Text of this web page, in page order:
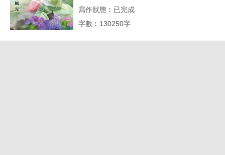
寫作狀態︰已完成
字數︰130250字